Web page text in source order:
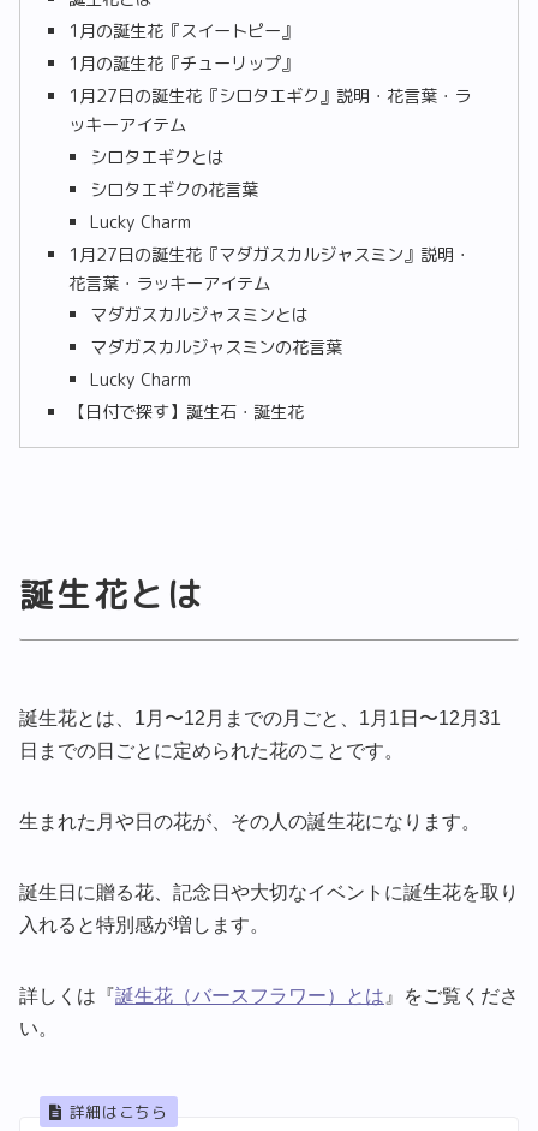
1月の誕生花『スイートピー』
1月の誕生花『チューリップ』
1月27日の誕生花『シロタエギク』説明・花言葉・ラ
ッキーアイテム
シロタエギクとは
シロタエギクの花言葉
Lucky Charm
1月27日の誕生花『マダガスカルジャスミン』説明・
花言葉・ラッキーアイテム
マダガスカルジャスミンとは
マダガスカルジャスミンの花言葉
Lucky Charm
【日付で探す】誕生石・誕生花
誕生花とは
誕生花とは、1月〜12月までの月ごと、1月1日〜12月31
日までの日ごとに定められた花のことです。
生まれた月や日の花が、その人の誕生花になります。
誕生日に贈る花、記念日や大切なイベントに誕生花を取り
入れると特別感が増します。
詳しくは『誕生花（バースフラワー）とは 』をご覧くださ
い。